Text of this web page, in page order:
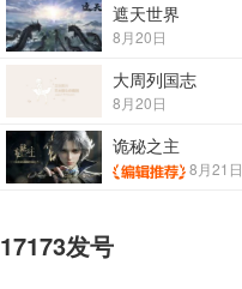
遮天世界
8月20日
大周列国志
8月20日
诡秘之主
8月21日
17173发号